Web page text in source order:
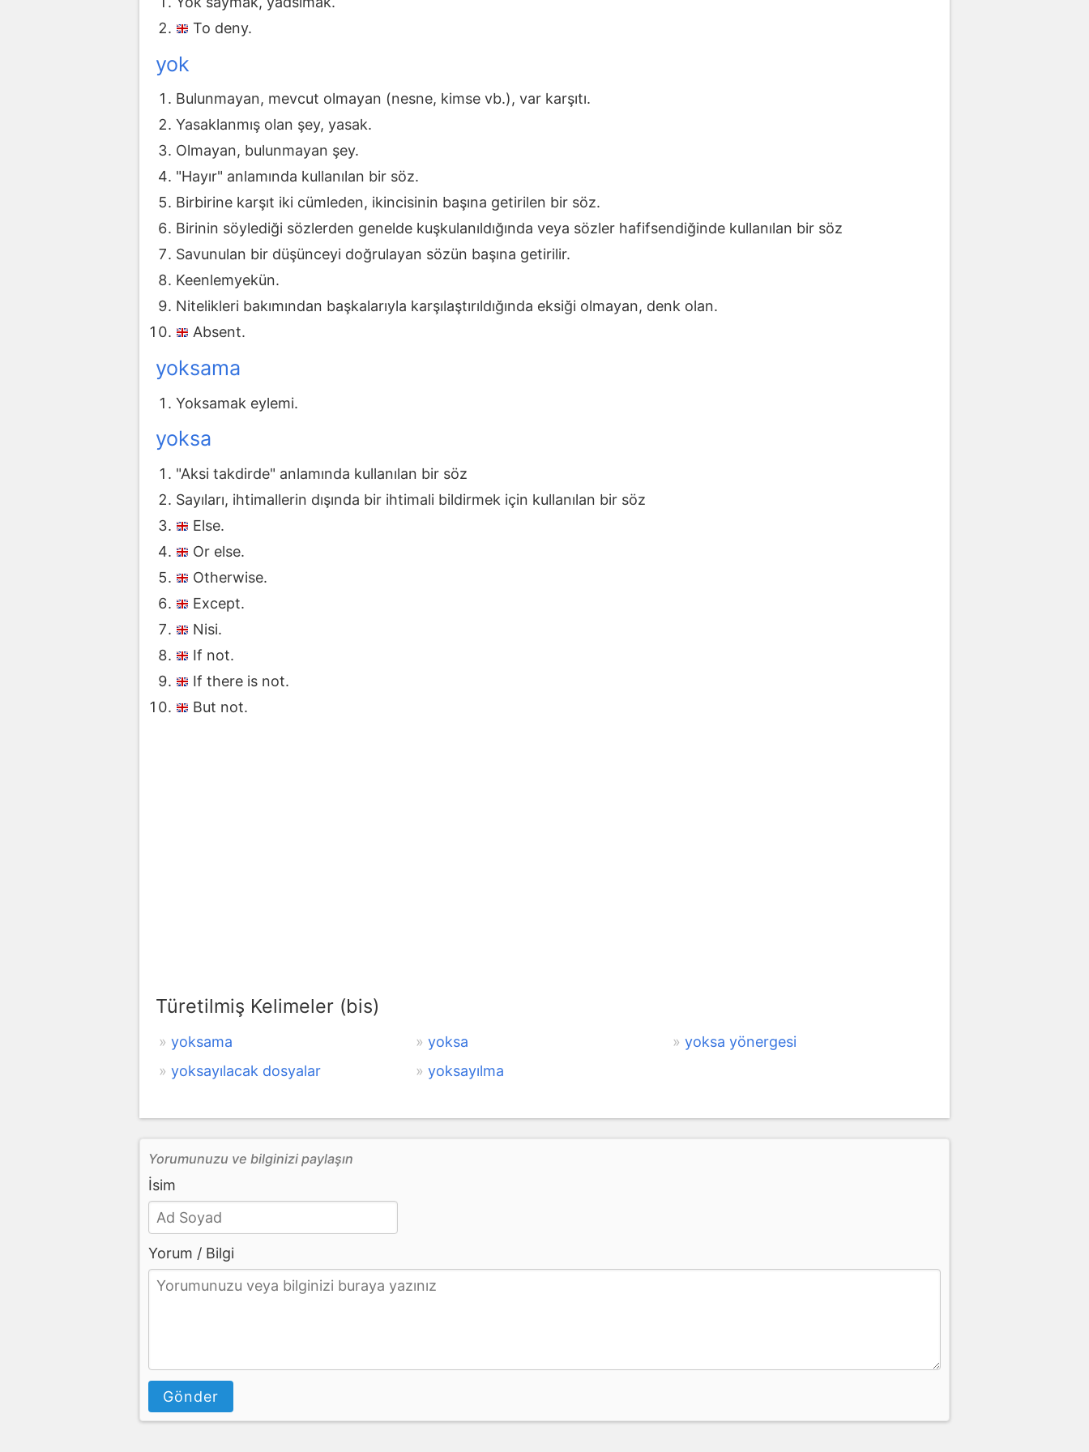
To deny.
yok
Bulunmayan, mevcut olmayan (nesne, kimse vb.), var karşıtı.
Yasaklanmış olan şey, yasak.
Olmayan, bulunmayan şey.
"Hayır" anlamında kullanılan bir söz.
Birbirine karşıt iki cümleden, ikincisinin başına getirilen bir söz.
Birinin söylediği sözlerden genelde kuşkulanıldığında veya sözler hafifsendiğinde kullanılan bir söz
Savunulan bir düşünceyi doğrulayan sözün başına getirilir.
Keenlemyekün.
Nitelikleri bakımından başkalarıyla karşılaştırıldığında eksiği olmayan, denk olan.
Absent.
yoksama
Yoksamak eylemi.
yoksa
"Aksi takdirde" anlamında kullanılan bir söz
Sayıları, ihtimallerin dışında bir ihtimali bildirmek için kullanılan bir söz
Else.
Or else.
Otherwise.
Except.
Nisi.
If not.
If there is not.
But not.
Türetilmiş Kelimeler (bis)
yoksama yoksa
yoksa yönergesi
yoksayılacak dosyalar
yoksayılma
Yorumunuzu ve bilginizi paylaşın
İsim
Yorum / Bilgi
Gönder